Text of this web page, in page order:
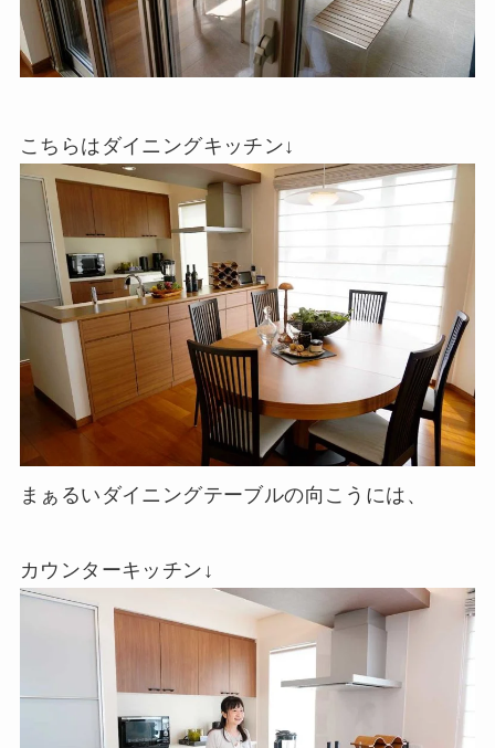
こちらはダイニングキッチン↓
まぁるいダイニングテーブルの向こうには、
カウンターキッチン↓